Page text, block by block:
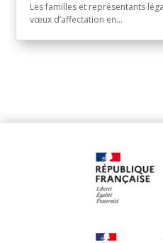
Les familles et représentants
vœux d’affectation en...